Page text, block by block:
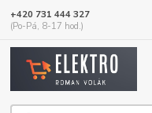
+420 731 444 327
(Po-Pá, 8-17 hod.)